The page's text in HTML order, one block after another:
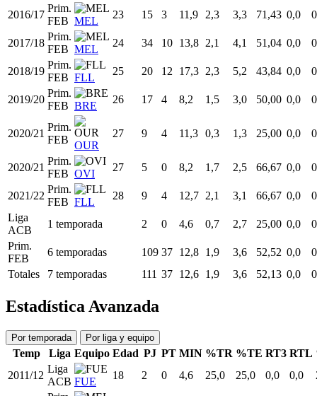
2016/17
Prim.
FEB MEL
23 15 3 11,9 2,3 3,3 71,43 0,0
2017/18
Prim.
FEB MEL
24 34 10 13,8 2,1 4,1 51,04 0,0
2018/19
Prim.
FEB FLL
25 20 12 17,3 2,3 5,2 43,84 0,0
2019/20
Prim.
FEB BRE
26 17 4 8,2 1,5 3,0 50,00 0,0
2020/21
Prim.
FEB OUR
27 9 4 11,3 0,3 1,3 25,00 0,0
2020/21
Prim.
FEB OVI
27 5 0 8,2 1,7 2,5 66,67 0,0
2021/22
Prim.
FEB FLL
28 9 4 12,7 2,1 3,1 66,67 0,0
Liga
ACB
1 temporada 2 0 4,6 0,7 2,7 25,00 0,0
Prim.
FEB
6 temporadas 109 37 12,8 1,9 3,6 52,52 0,0
Totales
7 temporadas 111 37 12,6 1,9 3,6 52,13 0,0
Estadística Avanzada
Por temporada Por liga y equipo
Temp Liga Equipo Edad PJ PT MIN %TR %TE RT3 RTL
2011/12
Liga
ACB FUE
18 2 0 4,6 25,0 25,0 0,0 0,0